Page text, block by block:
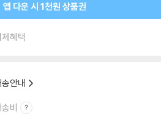
앱 다운 시 1천원 상품권
제혜택
송안내
비